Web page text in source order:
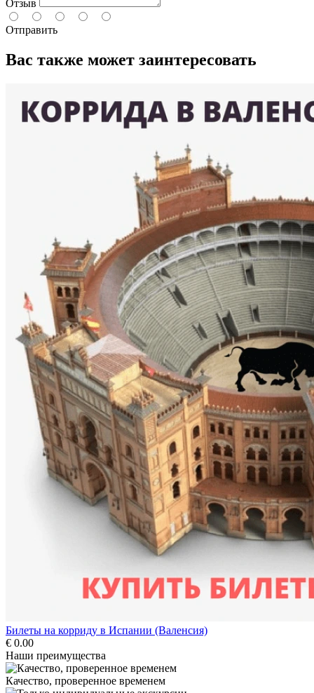
Отзыв
Отправить
Вас также может заинтересовать
Билеты на корриду в Испании (Валенсия)
€ 0.00
Наши преимущества
Качество, проверенное временем